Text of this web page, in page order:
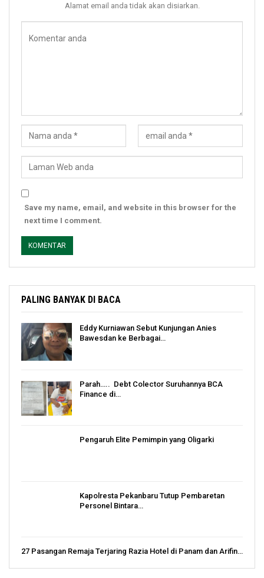
Alamat email anda tidak akan disiarkan.
Save my name, email, and website in this browser for the
next time I comment.
PALING BANYAK DI BACA
Eddy Kurniawan Sebut Kunjungan Anies
Bawesdan ke Berbagai…
Parah….. Debt Colector Suruhannya BCA
Finance di…
Pengaruh Elite Pemimpin yang Oligarki
Kapolresta Pekanbaru Tutup Pembaretan
Personel Bintara…
27 Pasangan Remaja Terjaring Razia Hotel di Panam dan Arifin…